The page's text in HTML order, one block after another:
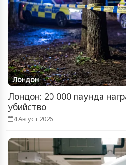
Лондон
Лондон: 20 000 паунда
убийство
4 Август 2026